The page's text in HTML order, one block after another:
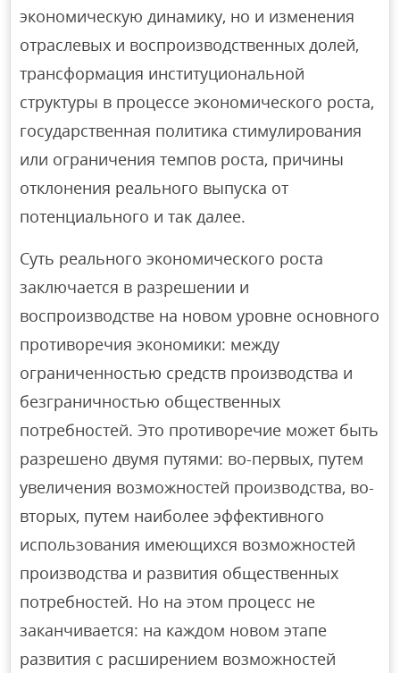
экономическую динамику, но и изменения
отраслевых и воспроизводственных долей,
трансформация институциональной
структуры в процессе экономического роста,
государственная политика стимулирования
или ограничения темпов роста, причины
отклонения реального выпуска от
потенциального и так далее.
Суть реального экономического роста
заключается в разрешении и
воспроизводстве на новом уровне основного
противоречия экономики: между
ограниченностью средств производства и
безграничностью общественных
потребностей. Это противоречие может быть
разрешено двумя путями: во-первых, путем
увеличения возможностей производства, во-
вторых, путем наиболее эффективного
использования имеющихся возможностей
производства и развития общественных
потребностей. Но на этом процесс не
заканчивается: на каждом новом этапе
развития с расширением возможностей